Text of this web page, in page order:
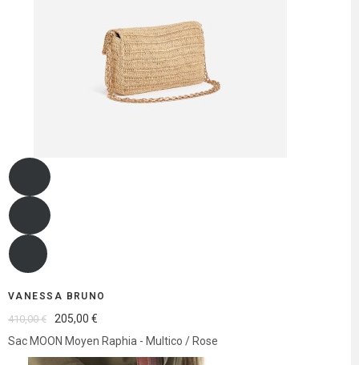
VANESSA BRUNO
Sac MOON Moyen Raphia - Multico / Rose
410,00 € 205,00 €